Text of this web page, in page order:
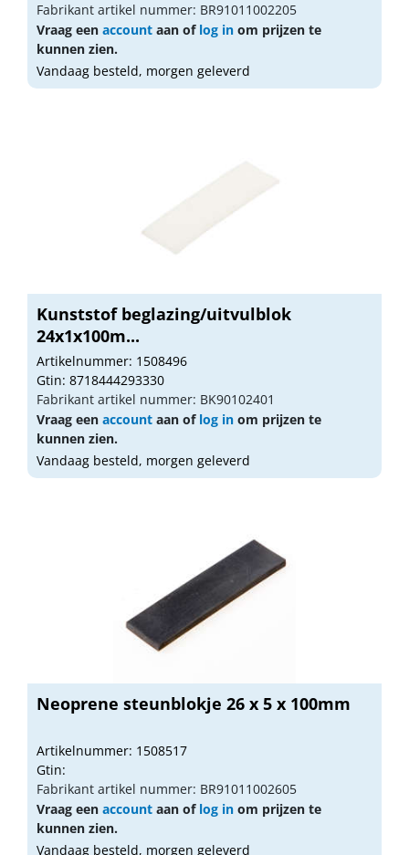
Fabrikant artikel nummer: BR91011002205
Vraag een account aan of log in om prijzen te
kunnen zien.
Vandaag besteld, morgen geleverd
Kunststof beglazing/uitvulblok
24x1x100m...
Artikelnummer: 1508496
Gtin: 8718444293330
Fabrikant artikel nummer: BK90102401
Vraag een account aan of log in om prijzen te
kunnen zien.
Vandaag besteld, morgen geleverd
Neoprene steunblokje 26 x 5 x 100mm
Artikelnummer: 1508517
Gtin:
Fabrikant artikel nummer: BR91011002605
Vraag een account aan of log in om prijzen te
kunnen zien.
Vandaag besteld, morgen geleverd